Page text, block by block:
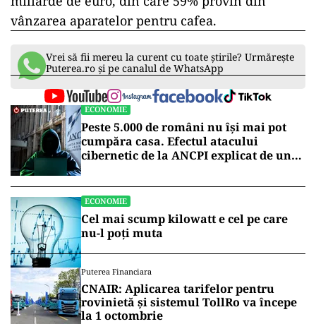
vânzarea aparatelor pentru cafea.
Vrei să fii mereu la curent cu toate știrile? Urmărește
Puterea.ro și pe canalul de WhatsApp
ECONOMIE
Peste 5.000 de români nu își mai pot
cumpăra casa. Efectul atacului
cibernetic de la ANCPI explicat de un
ECONOMIE
Cel mai scump kilowatt e cel pe care
nu-l poți muta
Puterea Financiara
CNAIR: Aplicarea tarifelor pentru
rovinietă și sistemul TollRo va începe
la 1 octombrie